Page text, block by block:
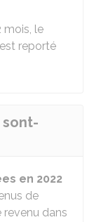
mois, le
reporté
sont-
en 2022
de
dans